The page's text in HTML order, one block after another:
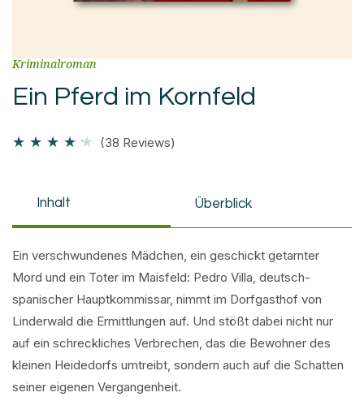
Kriminalroman
Ein Pferd im Kornfeld
★ ★ ★ ★ ★ (38 Reviews)
Inhalt Überblick
Ein verschwundenes Mädchen, ein geschickt getarnter
Mord und ein Toter im Maisfeld: Pedro Villa, deutsch-
spanischer Hauptkommissar, nimmt im Dorfgasthof von
Linderwald die Ermittlungen auf. Und stößt dabei nicht nur
auf ein schreckliches Verbrechen, das die Bewohner des
kleinen Heidedorfs umtreibt, sondern auch auf die Schatten
seiner eigenen Vergangenheit.